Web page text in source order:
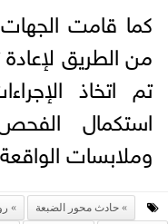
كما قامت
من الطريق لإعادة
تم اتخاذ
استكمال
وملابسات
حادث محور الضبعة